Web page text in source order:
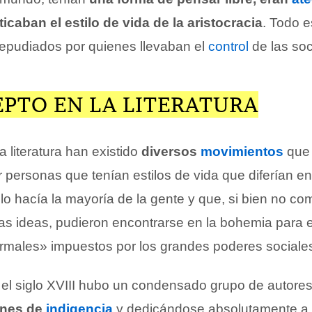
el estilo de vida de la aristocracia. Todo
por quienes llevaban el control de las
EN LA LITERATURA
literatura han existido diversos movimientos
personas que tenían estilos de vida que diferían
hacía la mayoría de la gente y que, si bien no
ideas, pudieron encontrarse en la bohemia para
impuestos por los grandes poderes
siglo XVIII hubo un condensado grupo de
de indigencia y dedicándose absolutamente a